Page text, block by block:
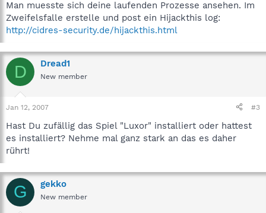
Man muesste sich deine laufenden Prozesse ansehen. Im
Zweifelsfalle erstelle und post ein Hijackthis log:
http://cidres-security.de/hijackthis.html
D Dread1
New member
Jan 12, 2007 #3
Hast Du zufällig das Spiel "Luxor" installiert oder hattest
es installiert? Nehme mal ganz stark an das es daher
rührt!
G gekko
New member